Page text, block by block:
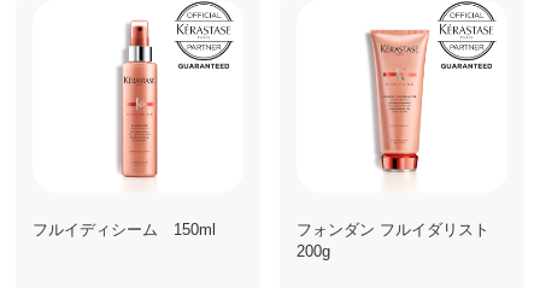
フルイディシーム 150ml
フォンダン フルイダリスト
200g